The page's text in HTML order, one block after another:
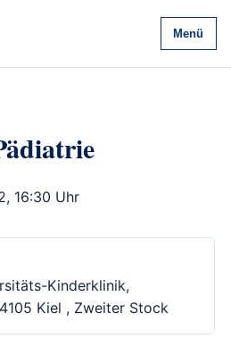
Menü
16:30 Uhr
Kinderklinik,
Kiel , Zweiter Stock